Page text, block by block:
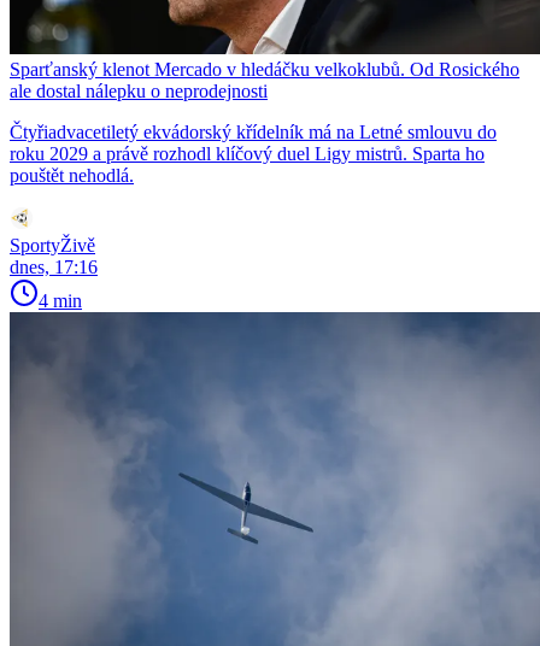
Sparťanský klenot Mercado v hledáčku velkoklubů. Od Rosického
ale dostal nálepku o neprodejnosti
Čtyřiadvacetiletý ekvádorský křídelník má na Letné smlouvu do
roku 2029 a právě rozhodl klíčový duel Ligy mistrů. Sparta ho
pouštět nehodlá.
SportyŽivě
dnes, 17:16
4 min